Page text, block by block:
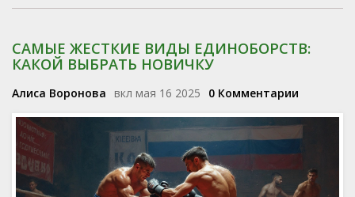
САМЫЕ ЖЕСТКИЕ ВИДЫ ЕДИНОБОРСТВ:
КАКОЙ ВЫБРАТЬ НОВИЧКУ
Алиса Воронова вкл мая 16 2025 0 Комментарии